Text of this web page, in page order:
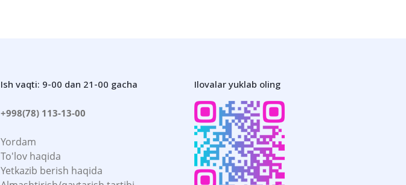
Ish vaqti: 9-00 dan 21-00 gacha
+998(78) 113-13-00
Yordam
To'lov haqida
Yetkazib berish haqida
Ilovalar yuklab oling